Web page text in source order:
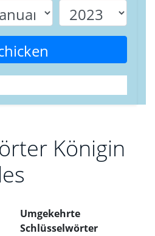
Königin
Umgekehrte
Schlüsselwörter